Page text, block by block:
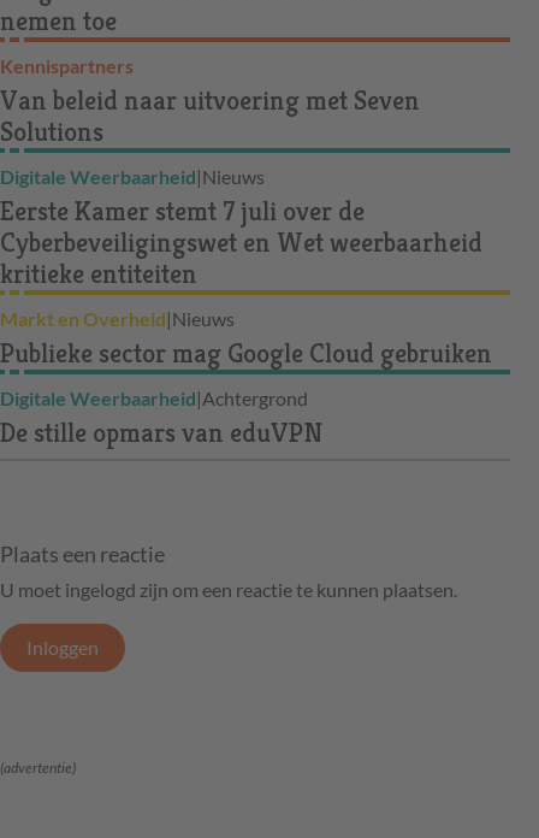
nemen toe
Kennispartners
Van beleid naar uitvoering met Seven
Solutions
Digitale Weerbaarheid|Nieuws
Eerste Kamer stemt 7 juli over de
Cyberbeveiligingswet en Wet weerbaarheid
kritieke entiteiten
Markt en Overheid|Nieuws
Publieke sector mag Google Cloud gebruiken
Digitale Weerbaarheid|Achtergrond
De stille opmars van eduVPN
Plaats een reactie
U moet ingelogd zijn om een reactie te kunnen plaatsen.
Inloggen
(advertentie)